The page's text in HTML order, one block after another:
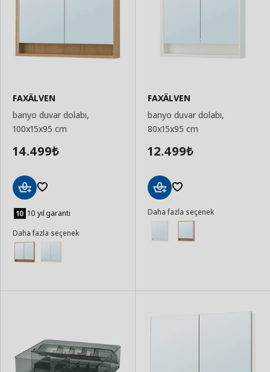
FAXÄLVEN
banyo duvar dolabı,
100x15x95 cm
14.499₺
Ekle 10 yıl garanti
Daha fazla seçenek
FAXÄLVEN
banyo duvar dolabı,
80x15x95 cm
12.499₺
Ekle
Daha fazla seçenek